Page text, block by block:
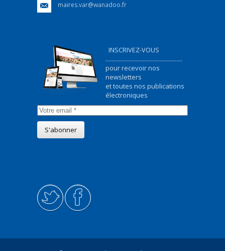
maires.var@wanadoo.fr
INSCRIVEZ-VOUS
...................................................
pour recevoir nos
newsletters
et toutes nos publications
électroniques